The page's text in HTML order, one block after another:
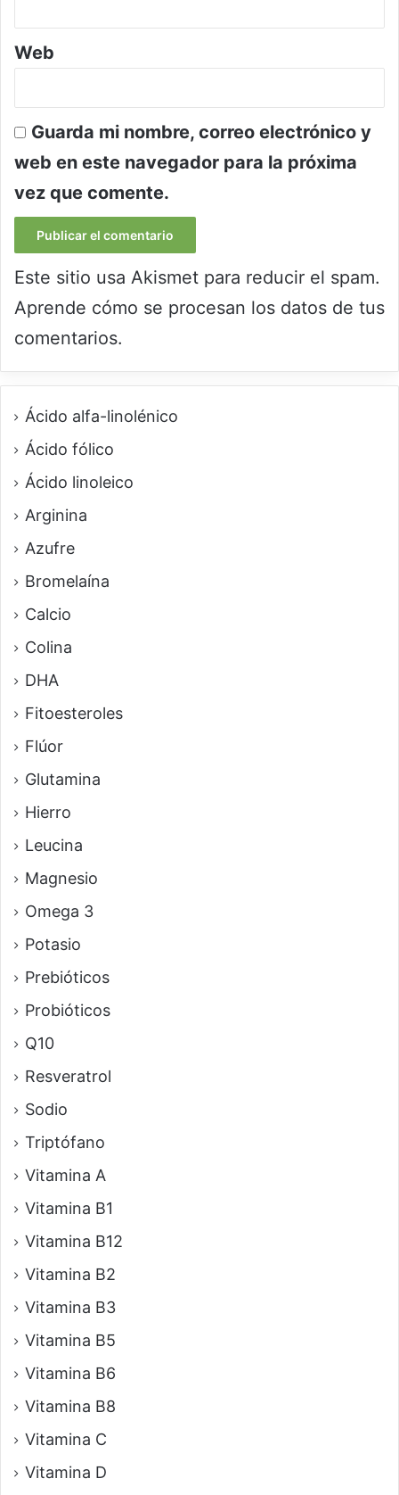
Web
Guarda mi nombre, correo electrónico y
web en este navegador para la próxima
vez que comente.
Este sitio usa Akismet para reducir el spam.
Aprende cómo se procesan los datos de tus
comentarios.
Ácido alfa-linolénico
Ácido fólico
Ácido linoleico
Arginina
Azufre
Bromelaína
Calcio
Colina
DHA
Fitoesteroles
Flúor
Glutamina
Hierro
Leucina
Magnesio
Omega 3
Potasio
Prebióticos
Probióticos
Q10
Resveratrol
Sodio
Triptófano
Vitamina A
Vitamina B1
Vitamina B12
Vitamina B2
Vitamina B3
Vitamina B5
Vitamina B6
Vitamina B8
Vitamina C
Vitamina D